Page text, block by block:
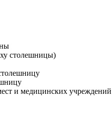
столешницы)
и медицинских учреждений